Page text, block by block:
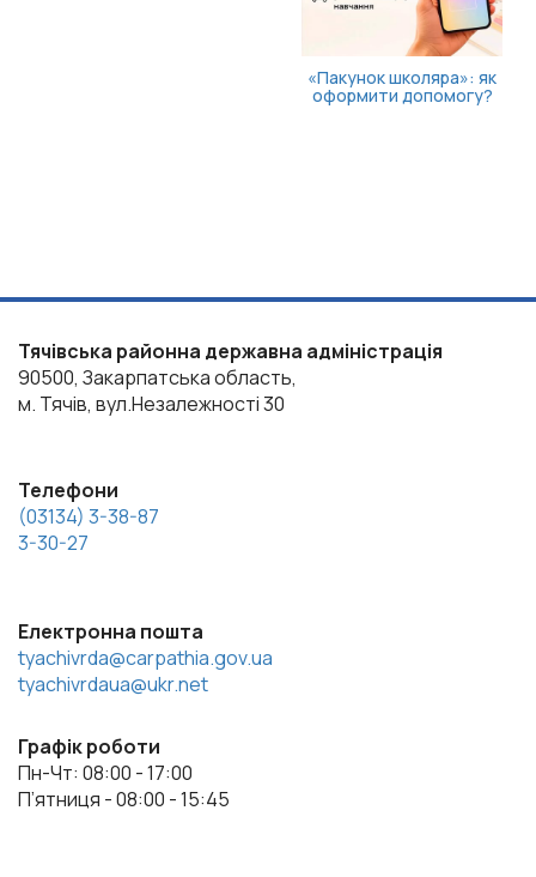
«Пакунок школяра»: як
оформити допомогу?
Тячівська районна державна адміністрація
90500, Закарпатська область,
м. Тячів, вул.Незалежності 30
Телефони
(03134) 3-38-87
3-30-27
Електронна пошта
tyachivrda@carpathia.gov.ua
tyachivrdaua@ukr.net
Графік роботи
Пн-Чт: 08:00 - 17:00
П’ятниця - 08:00 - 15:45